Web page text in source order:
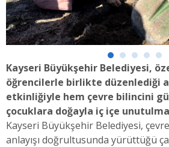
Kayseri Büyükşehir Belediyesi,
öğrencilerle birlikte düzenlediği
etkinliğiyle hem çevre bilincini
çocuklara doğayla iç içe
Kayseri Büyükşehir Belediyesi,
anlayışı doğrultusunda yürüttüğü